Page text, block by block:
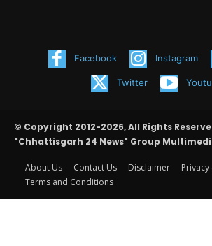
Facebook Instagram
Twitter
© Copyright 2012-2026, All Rights
"Chhattisgarh 24 News" Group
About Us Contact Us Disclaimer
Terms and Conditions